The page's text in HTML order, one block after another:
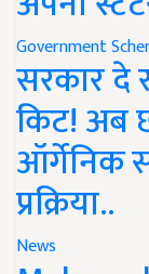
Government
सरकार दे
किट! अब
ऑर्गेनिक
प्रक्रिया..
News